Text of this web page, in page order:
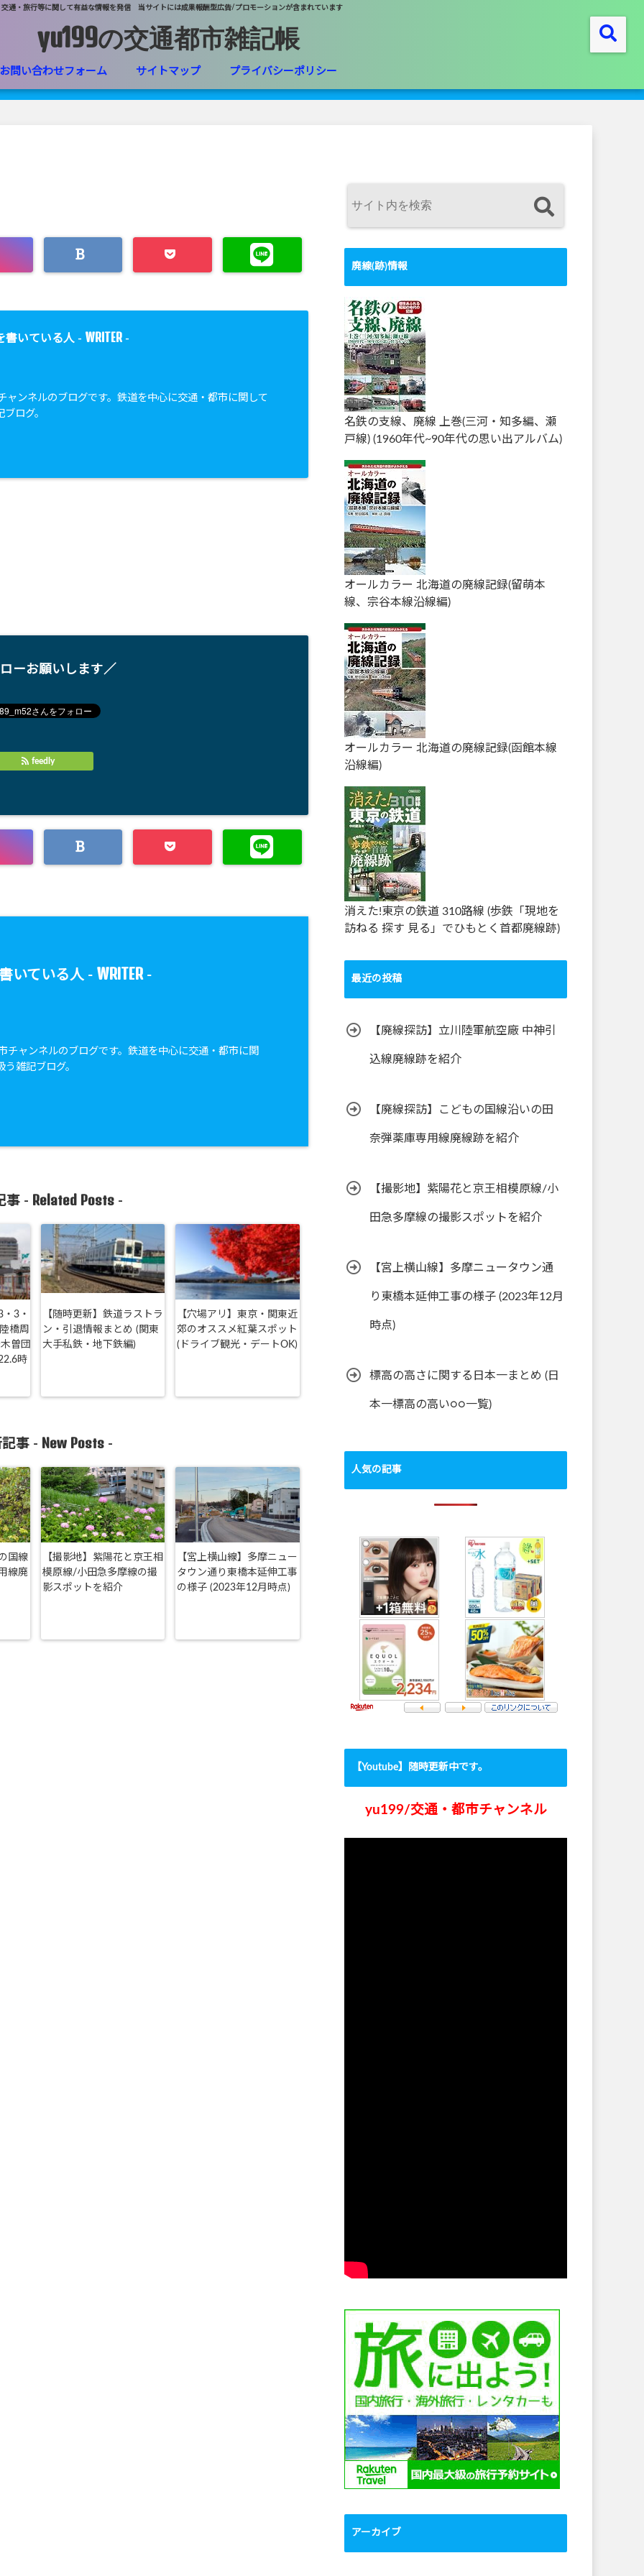
交通・旅行等に関して有益な情報を発信 当サイトには成果報酬型広告/プロモーションが含まれています
yu199の交通都市雑記帳
お問い合わせフォーム サイトマップ プライバシーポリシー
書いている人 - WRITER -
ャンネルのブログです。鉄道を中心に交通・都市に関して
ログ。
ーお願いします／
feedly
いている人 - WRITER-
チャンネルのブログです。鉄道を中心に交通・都市に関
雑記ブログ。
事 - Related Posts-
3・
橋周
曽団
時
【随時更新】鉄道ラストラ
ン・引退情報まとめ (関東
大手私鉄・地下鉄編)
【穴場アリ】東京・関東近
郊のオススメ紅葉スポット
(ドライブ観光・デートOK)
事 - New Posts -
国線
線廃
【撮影地】紫陽花と京王相
模原線/小田急多摩線の撮
影スポットを紹介
【宮上横山線】多摩ニュー
タウン通り東橋本延伸工事
の様子 (2023年12月時点)
廃線(跡)情報
名鉄の支線、廃線 上巻(三河・知多編、瀬
戸線) (1960年代~90年代の思い出アルバム)
オールカラー 北海道の廃線記録(留萌本
線、宗谷本線沿線編)
オールカラー 北海道の廃線記録(函館本線
沿線編)
消えた!東京の鉄道 310路線 (歩鉄「現地を
訪ねる 探す 見る」でひもとく首都廃線跡)
最近の投稿
【廃線探訪】立川陸軍航空廠 中神引
込線廃線跡を紹介
【廃線探訪】こどもの国線沿いの田
奈弾薬庫専用線廃線跡を紹介
【撮影地】紫陽花と京王相模原線/小
田急多摩線の撮影スポットを紹介
【宮上横山線】多摩ニュータウン通
り東橋本延伸工事の様子 (2023年12月
時点)
標高の高さに関する日本一まとめ (日
本一標高の高い○○一覧)
人気の記事
【Youtube】随時更新中です。
yu199/交通・都市チャンネル
アーカイブ